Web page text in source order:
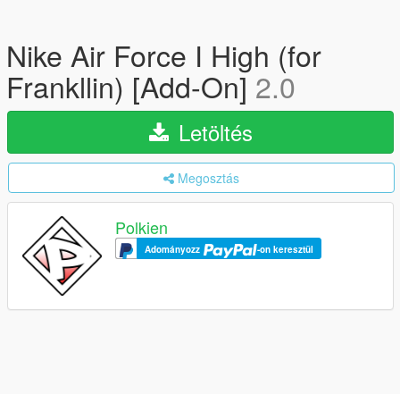
Nike Air Force I High (for
Frankllin) [Add-On]2.0
Letöltés
Megosztás
Polkien
Adományozz -on keresztül